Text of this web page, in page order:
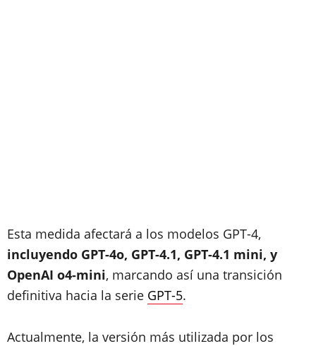
Esta medida afectará a los modelos GPT-4,
incluyendo GPT-4o, GPT-4.1, GPT-4.1 mini, y
OpenAI o4-mini, marcando así una transición
definitiva hacia la serie GPT-5.
Actualmente, la versión más utilizada por los